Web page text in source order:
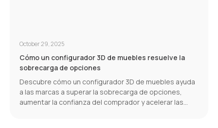
October 29, 2025
Cómo un configurador 3D de muebles resuelve la
sobrecarga de opciones
Descubre cómo un configurador 3D de muebles ayuda
a las marcas a superar la sobrecarga de opciones,
aumentar la confianza del comprador y acelerar las